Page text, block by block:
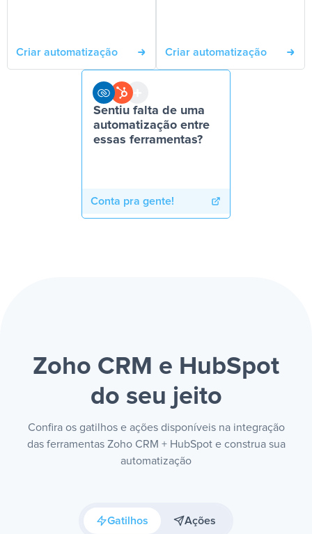
Criar automatização Criar automatização
Sentiu falta de uma
automatização entre
essas ferramentas?
Conta pra gente!
Zoho CRM e HubSpot
do seu jeito
Confira os gatilhos e ações disponíveis na integração
das ferramentas Zoho CRM + HubSpot e construa sua
automatização
Gatilhos Ações